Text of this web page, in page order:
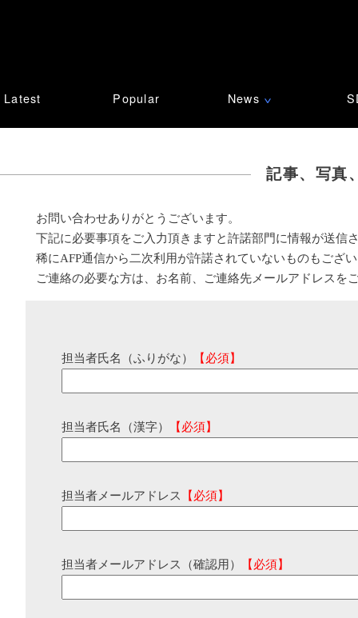
Latest Popular News ∨
記事、写真
お問い合わせありがとうございます。
下記に必要事項をご入力頂きますと許諾部門に情報が送信
稀にAFP通信から二次利用が許諾されていないものもござ
ご連絡の必要な方は、お名前、ご連絡先メールアドレスを
担当者氏名（ふりがな） 【必須】
担当者氏名（漢字） 【必須】
担当者メールアドレス 【必須】
担当者メールアドレス（確認用） 【必須】